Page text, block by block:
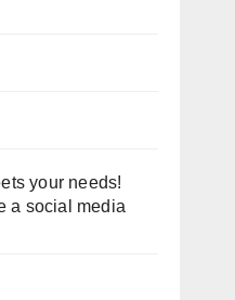
your needs!
a social media